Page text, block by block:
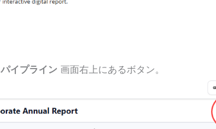
パイプライン 画面右上にあるボタン。